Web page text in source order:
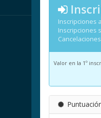
Inscripciones
Inscripciones
Valor en la 1º